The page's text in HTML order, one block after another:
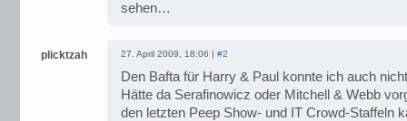
sehen…
plicktzah 27. April 2009, 18:06 | #2
Den Bafta für Harry & Paul konnte ich auch
Hätte da Serafinowicz oder Mitchell & Webb
den letzten Peep Show- und IT Crowd-Staffeln